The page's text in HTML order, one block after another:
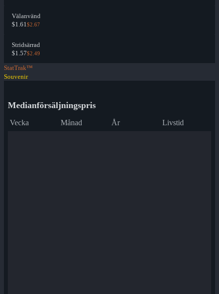
Välanvänd
$1.61$2.67
Stridsärrad
$1.57$2.49
StatTrak™
Souvenir
Medianförsäljningspris
Vecka Månad År Livstid